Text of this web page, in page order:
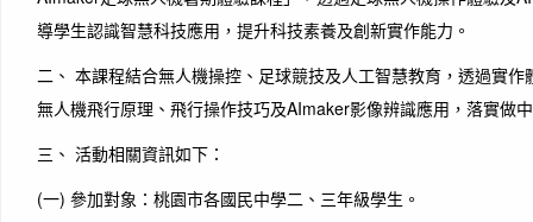
導學生認識智慧科技應用，提升科技素養及創新實作能力。
二、 本課程結合無人機操控、足球競技及人工智慧教育，透過實
無人機飛行原理、飛行操作技巧及AImaker影像辨識應用，落實做
三、 活動相關資訊如下：
(一) 參加對象：桃園市各國民中學二、三年級學生。